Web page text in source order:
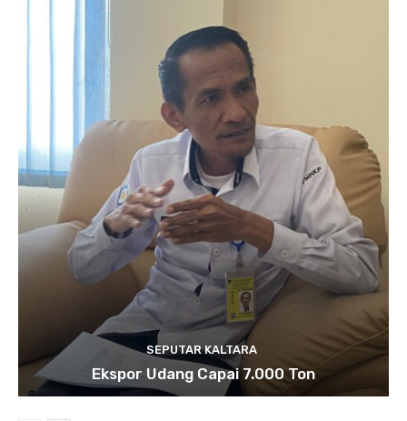
SEPUTAR KALTARA
Ekspor Udang Capai 7.000 Ton